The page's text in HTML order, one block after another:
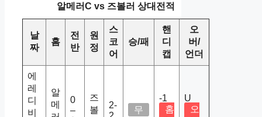
알메러C vs 즈볼러 상대전적
날
짜
홈
전
반
원
정
스
코
어
승/패
핸
디
캡
오
버/
언더
에
레
디
비
알
메
0
–
즈
볼
2-
무
-1
홈
U
오